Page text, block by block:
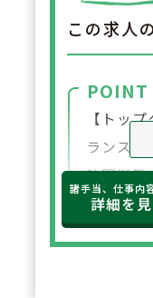
この求人
POINT
【トッ
ランス
時間労働
間とト
え、どの
諸手当、仕事内
詳細を